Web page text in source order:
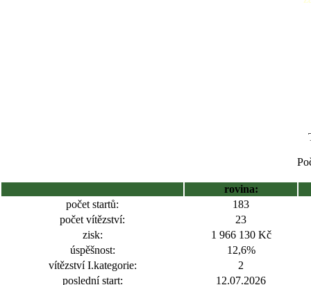
rovina:
počet startů:
183
počet vítězství:
23
zisk:
1 966 130 Kč
úspěšnost:
12,6%
vítězství I.kategorie:
2
poslední start:
12.07.2026